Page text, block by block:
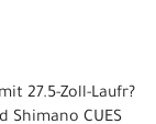
27.5-Zoll-Laufr?
Shimano CUES